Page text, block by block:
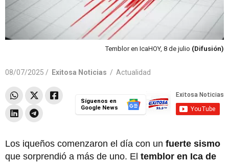
Temblor en IcaHOY, 8 de julio (Difusión)
08/07/2025 / Exitosa Noticias / Actualidad
Síguenos en
Google News
Los iqueños comenzaron el día con un fuerte sismo
que sorprendió a más de uno. El temblor en Ica de